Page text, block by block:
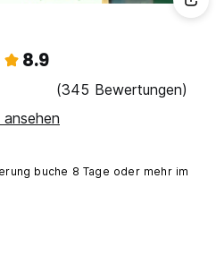
8.9
(345 Bewertungen)
buche 8 Tage oder mehr im